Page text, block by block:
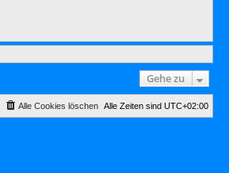
Gehe zu
Alle Zeiten sind UTC+02:00
Alle Cookies löschen